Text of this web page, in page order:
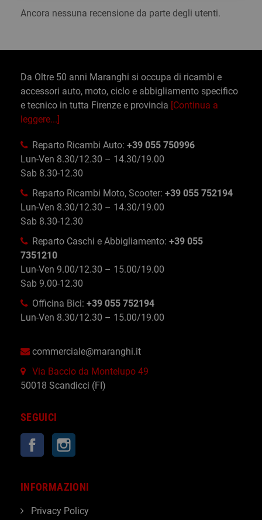
Ancora nessuna recensione da parte degli utenti.
Da Oltre 50 anni Maranghi si occupa di ricambi e
accessori auto, moto, ciclo e abbigliamento specifico
e tecnico in tutta Firenze e provincia [Continua a
leggere...]
Reparto Ricambi Auto: +39 055 750996
Lun-Ven 8.30/12.30 – 14.30/19.00
Sab 8.30-12.30
Reparto Ricambi Moto, Scooter: +39 055 752194
Lun-Ven 8.30/12.30 – 14.30/19.00
Sab 8.30-12.30
Reparto Caschi e Abbigliamento: +39 055
7351210
Lun-Ven 9.00/12.30 – 15.00/19.00
Sab 9.00-12.30
Officina Bici: +39 055 752194
Lun-Ven 8.30/12.30 – 15.00/19.00
commerciale@maranghi.it
Via Baccio da Montelupo 49
50018 Scandicci (FI)
SEGUICI
Facebook
INFORMAZIONI
Privacy Policy